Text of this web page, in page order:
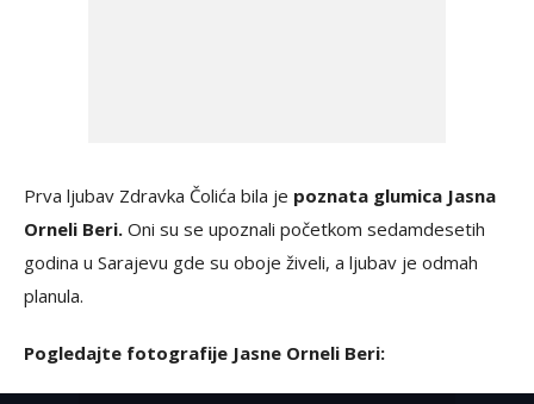
Prva ljubav Zdravka Čolića bila je poznata glumica Jasna
Orneli Beri. Oni su se upoznali početkom sedamdesetih
godina u Sarajevu gde su oboje živeli, a ljubav je odmah
planula.
Pogledajte fotografije Jasne Orneli Beri: